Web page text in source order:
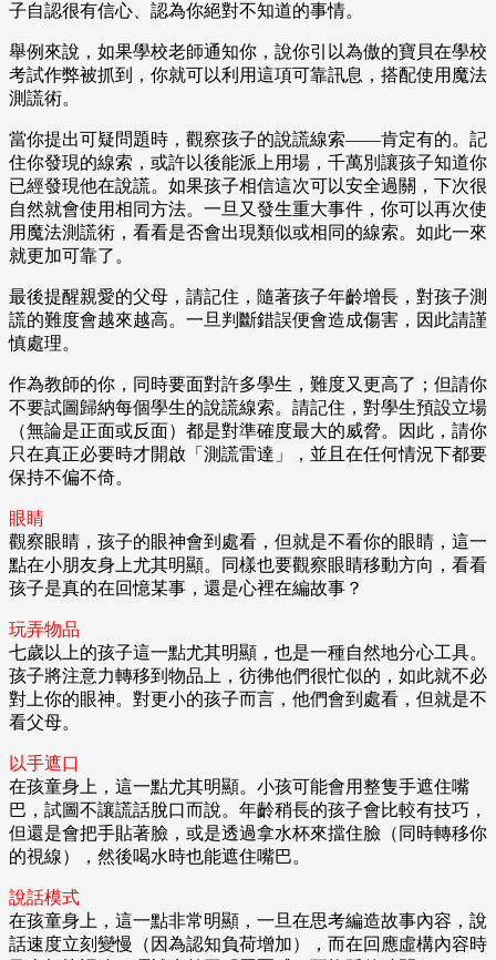
子自認很有信心、認為你絕對不知道的事情。
舉例來說，如果學校老師通知你，說你引以為傲的寶貝在學校
考試作弊被抓到，你就可以利用這項可靠訊息，搭配使用魔法
測謊術。
當你提出可疑問題時，觀察孩子的說謊線索——肯定有的。記
住你發現的線索，或許以後能派上用場，千萬別讓孩子知道你
已經發現他在說謊。如果孩子相信這次可以安全過關，下次很
自然就會使用相同方法。一旦又發生重大事件，你可以再次使
用魔法測謊術，看看是否會出現類似或相同的線索。如此一來
就更加可靠了。
最後提醒親愛的父母，請記住，隨著孩子年齡增長，對孩子測
謊的難度會越來越高。一旦判斷錯誤便會造成傷害，因此請謹
慎處理。
作為教師的你，同時要面對許多學生，難度又更高了；但請你
不要試圖歸納每個學生的說謊線索。請記住，對學生預設立場
（無論是正面或反面）都是對準確度最大的威脅。因此，請你
只在真正必要時才開啟「測謊雷達」，並且在任何情況下都要
保持不偏不倚。
眼睛
觀察眼睛，孩子的眼神會到處看，但就是不看你的眼睛，這一
點在小朋友身上尤其明顯。同樣也要觀察眼睛移動方向，看看
孩子是真的在回憶某事，還是心裡在編故事？
玩弄物品
七歲以上的孩子這一點尤其明顯，也是一種自然地分心工具。
孩子將注意力轉移到物品上，彷彿他們很忙似的，如此就不必
對上你的眼神。對更小的孩子而言，他們會到處看，但就是不
看父母。
以手遮口
在孩童身上，這一點尤其明顯。小孩可能會用整隻手遮住嘴
巴，試圖不讓謊話脫口而說。年齡稍長的孩子會比較有技巧，
但還是會把手貼著臉，或是透過拿水杯來擋住臉（同時轉移你
的視線），然後喝水時也能遮住嘴巴。
說話模式
在孩童身上，這一點非常明顯，一旦在思考編造故事內容，說
話速度立刻變慢（因為認知負荷增加），而在回應虛構內容時